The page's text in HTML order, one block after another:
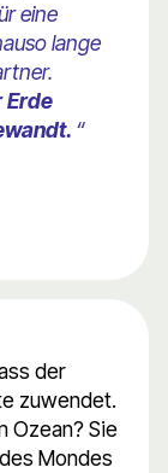
eine
lange
Erde
“
der
zuwendet.
Ozean? Sie
Mondes